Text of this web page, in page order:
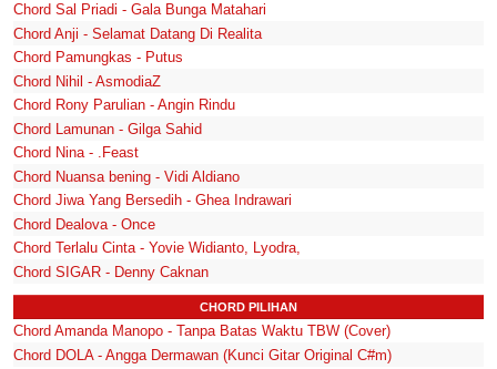
Chord Sal Priadi - Gala Bunga Matahari
Chord Anji - Selamat Datang Di Realita
Chord Pamungkas - Putus
Chord Nihil - AsmodiaZ
Chord Rony Parulian - Angin Rindu
Chord Lamunan - Gilga Sahid
Chord Nina - .Feast
Chord Nuansa bening - Vidi Aldiano
Chord Jiwa Yang Bersedih - Ghea Indrawari
Chord Dealova - Once
Chord Terlalu Cinta - Yovie Widianto, Lyodra,
Chord SIGAR - Denny Caknan
CHORD PILIHAN
Chord Amanda Manopo - Tanpa Batas Waktu TBW (Cover)
Chord DOLA - Angga Dermawan (Kunci Gitar Original C#m)